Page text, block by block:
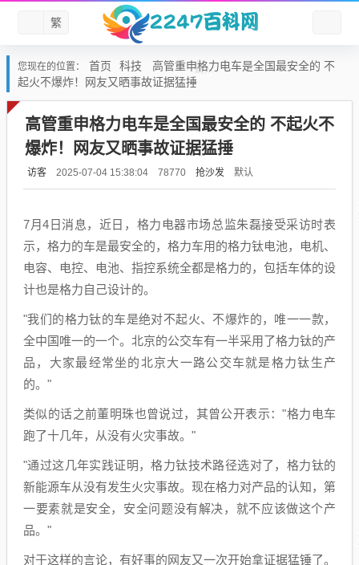
繁
您现在的位置： 首页 科技
高管重申格力电车是全国最安全的 不
起火不爆炸！网友又晒事故证据猛捶
高管重申格力电车是全国最安全的 不起火不
爆炸！网友又晒事故证据猛捶
访客 2025-07-04 15:38:04 78770 抢沙发 默认
7月4日消息，近日，格力电器市场总监朱磊接受采访时表
示，格力的车是最安全的，格力车用的格力钛电池，电机、
电容、电控、电池、指控系统全都是格力的，包括车体的设
计也是格力自己设计的。
"我们的格力钛的车是绝对不起火、不爆炸的，唯一一款，
全中国唯一的一个。北京的公交车有一半采用了格力钛的产
品，大家最经常坐的北京大一路公交车就是格力钛生产
的。"
类似的话之前董明珠也曾说过，其曾公开表示："格力电车
跑了十几年，从没有火灾事故。"
"通过这几年实践证明，格力钛技术路径选对了，格力钛的
新能源车从没有发生火灾事故。现在格力对产品的认知，第
一要素就是安全，安全问题没有解决，就不应该做这个产
品。"
对于这样的言论，有好事的网友又一次开始拿证据猛锤了。